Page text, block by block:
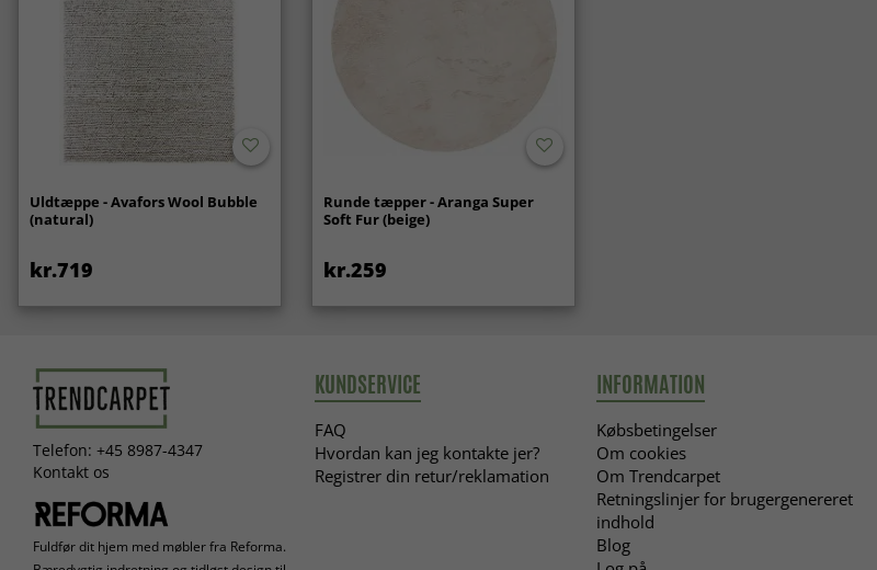
Uldtæppe - Avafors Wool Bubble
(natural)
kr.719
Runde tæpper - Aranga Super
Soft Fur (beige)
kr.259
Telefon: +45 8987-4347
Kontakt os
Fuldfør dit hjem med møbler fra Reforma.
KUNDSERVICE
FAQ
Hvordan kan jeg kontakte jer?
Registrer din retur/reklamation
INFORMATION
Købsbetingelser
Om cookies
Om Trendcarpet
Retningslinjer for brugergenereret
indhold
Blog